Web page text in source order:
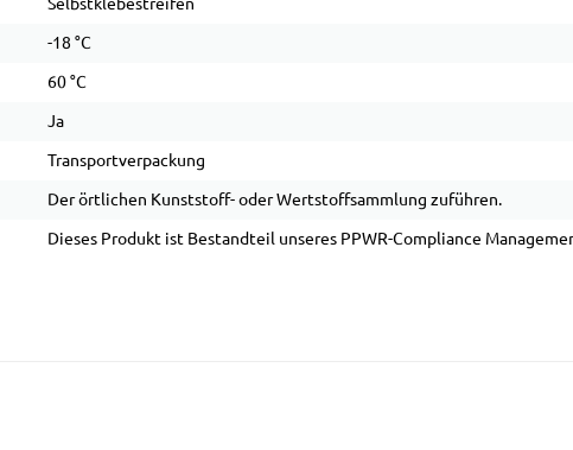
-18 °C
60 °C
Ja
Transportverpackung
Der örtlichen Kunststoff- oder Wertstoffsammlung zuführen.
Dieses Produkt ist Bestandteil unseres PPWR-Compliance